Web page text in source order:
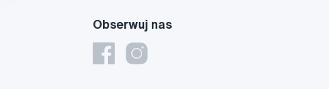
Obserwuj nas